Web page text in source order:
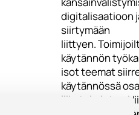
digitalisaatioon
siirtymään
liittyen.
käytännön
isot teemat
käytännössä
liiketoimintaa.